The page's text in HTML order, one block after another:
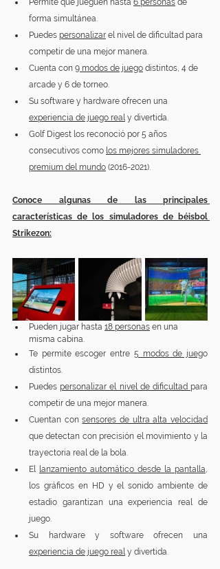
forma simultánea.
Puedes personalizar el nivel de dificultad para
competir de una mejor manera.
Cuenta con 9 modos de juego distintos, 4 de
arcade y 6 de torneo.
Su software y hardware ofrecen una
experiencia de juego real y divertida.
Golf Digest los reconoció por 5 años
consecutivos como los mejores simuladores
premium del mundo (2016-2021).
Conoce algunas de las principales
características de los simuladores de béisbol
Strikezon:
Pueden jugar hasta 18 personas en una
misma cabina.
Te permite escoger entre 5 modos de juego
distintos.
Puedes personalizar el nivel de dificultad para
competir de una mejor manera.
Cuentan con sensores de ultra alta velocidad
que detectan con precisión el movimiento y la
trayectoria real de la bola.
El
lanzamiento automático desde la pantalla
los gráficos en HD y el sonido ambiente de
estadio garantizan una experiencia real de
juego.
experiencia de juego real y divertida.